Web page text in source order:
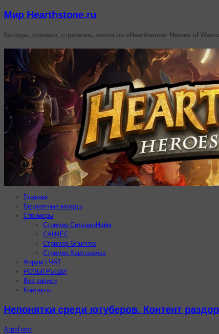
Мир Hearthstone.ru
Колоды, стримы, стратегии, матчи по «Hearthstone: Heroes of
Главная
Бюджетные колоды
Стримеры
Стример СильверНейм
CAH4EC
Стример Gnumme
Стример Картошечка
Форум \ ЧАТ
РОЗЫГРЫШИ
Все записи
Контакты
Непонятки среди ютуберов. Контент
АгроГном